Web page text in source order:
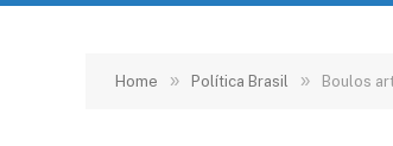
Home » Política Brasil » Boulos